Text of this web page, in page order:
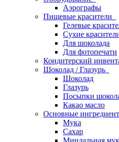
Аэрографы
Пищевые красители
Гелевые
Сухие
Для шоколада
Для фотопечати
Кондитерский
Шоколад / Глазурь
Шоколад
Глазурь
Посыпки
Какао масло
Основные
Мука
Сахар
Миндальная